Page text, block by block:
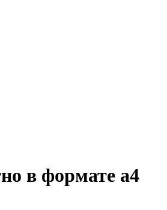
в формате а4